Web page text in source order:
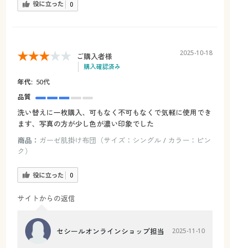
役に立った 0
ご購入者様
購入確認済み
2025-10-18
年代: 50代
品質
洗い替えに一枚購入、可もなく不可もなくで気軽に使用でき
ます、写真の方が少し色が濃い印象でした
商品： ガーゼ肌掛け布団（サイズ：シングル / カラー：ピン
ク）
役に立った 0
サイトからの返信
セシールオンラインショップ担当 2025-11-10